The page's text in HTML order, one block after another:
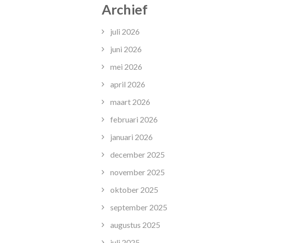
Archief
juli 2026
juni 2026
mei 2026
april 2026
maart 2026
februari 2026
januari 2026
december 2025
november 2025
oktober 2025
september 2025
augustus 2025